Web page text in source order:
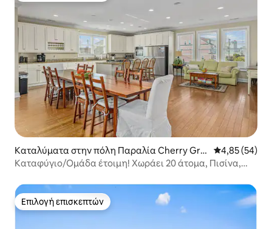
Καταλύματα στην πόλη Παραλία Cherry Gro
ve
Μέση
4,85 (54)
Καταφύγιο/Ομάδα έτοιμη! Χωράει 20 άτομα, Πισίνα,
Επιλογή επισκεπτών
Επιλογή επισκεπτών